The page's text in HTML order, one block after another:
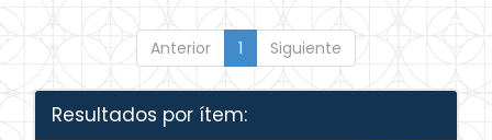
Anterior 1 Siguiente
Resultados por ítem: